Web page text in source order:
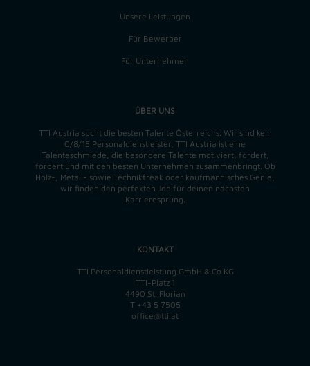
Unsere Leistungen
Für Bewerber
Für Unternehmen
ÜBER UNS
TTI Austria sucht die besten Talente Österreichs. Wir sind kein
0/8/15 Personaldienstleister, TTI Austria ist eine
Talenteschmiede, die besondere Talente motiviert, fordert,
fördert und mit den besten Unternehmen zusammenbringt. Ob
Holz-, Metall- sowie Technikfreak oder kaufmännisches Genie,
wir finden den perfekten Job für deinen nächsten
Karrieresprung.
KONTAKT
TTI Personaldienstleistung GmbH & Co KG
TTI-Platz 1
4490 St. Florian
T +43 5 7505
office@tti.at